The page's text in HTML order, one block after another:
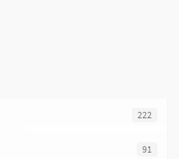
222
91